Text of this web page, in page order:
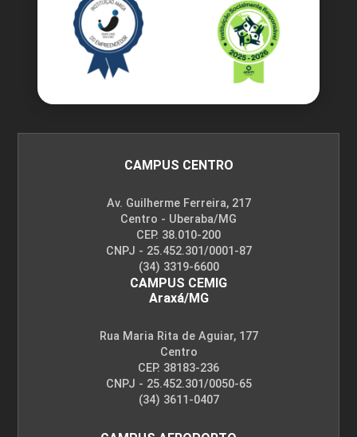
CAMPUS CENTRO
Av. Guilherme Ferreira, 217
Centro - Uberaba/MG
CEP. 38.010-200
CNPJ - 25.452.301/0001-87
(34) 3319-6600
CAMPUS CEMIG
Araxá/MG
Rua Maria Rita de Aguiar, 177
Centro
CEP. 38183-236
CNPJ - 25.452.301/0050-65
(34) 3611-0407